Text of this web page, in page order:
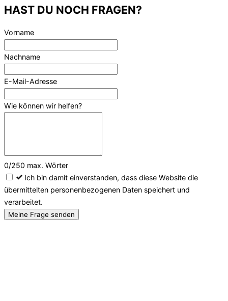
HAST DU NOCH FRAGEN?
Lass
Feld
Vorname
Nachname
E-Mail-Adresse
Wie können wir helfen?
0/250 max. Wörter
Ich bin damit einverstanden, dass diese Website die
übermittelten personenbezogenen Daten speichert und
verarbeitet.
Meine Frage senden